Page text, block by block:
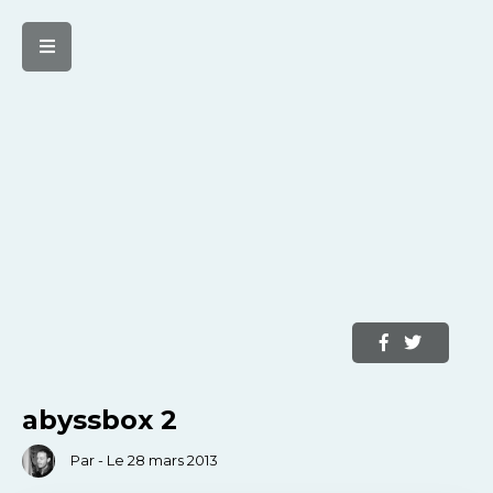
abyssbox 2
Par - Le 28 mars 2013